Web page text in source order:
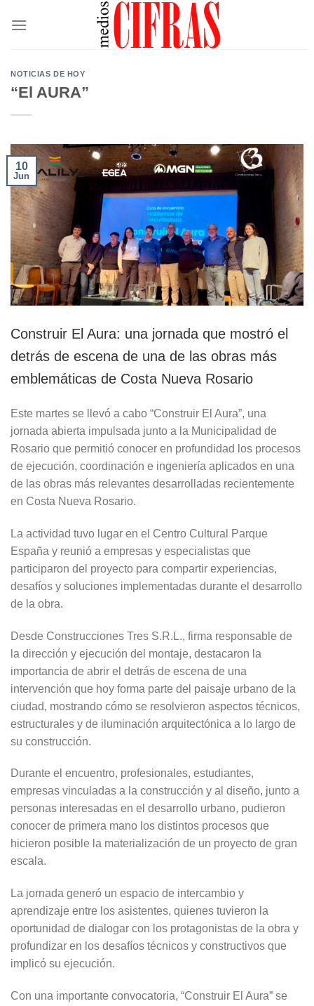
NOTICIAS DE HOY
“El AURA”
10
Jun
Construir El Aura: una jornada que mostró el
detrás de escena de una de las obras más
emblemáticas de Costa Nueva Rosario
Este martes se llevó a cabo “Construir El Aura”, una
jornada abierta impulsada junto a la Municipalidad de
Rosario que permitió conocer en profundidad los procesos
de ejecución, coordinación e ingeniería aplicados en una
de las obras más relevantes desarrolladas recientemente
en Costa Nueva Rosario.
La actividad tuvo lugar en el Centro Cultural Parque
España y reunió a empresas y especialistas que
participaron del proyecto para compartir experiencias,
desafíos y soluciones implementadas durante el desarrollo
de la obra.
Desde Construcciones Tres S.R.L., firma responsable de
la dirección y ejecución del montaje, destacaron la
importancia de abrir el detrás de escena de una
intervención que hoy forma parte del paisaje urbano de la
ciudad, mostrando cómo se resolvieron aspectos técnicos,
estructurales y de iluminación arquitectónica a lo largo de
su construcción.
Durante el encuentro, profesionales, estudiantes,
empresas vinculadas a la construcción y al diseño, junto a
personas interesadas en el desarrollo urbano, pudieron
conocer de primera mano los distintos procesos que
hicieron posible la materialización de un proyecto de gran
escala.
La jornada generó un espacio de intercambio y
aprendizaje entre los asistentes, quienes tuvieron la
oportunidad de dialogar con los protagonistas de la obra y
profundizar en los desafíos técnicos y constructivos que
implicó su ejecución.
Con una importante convocatoria, “Construir El Aura” se